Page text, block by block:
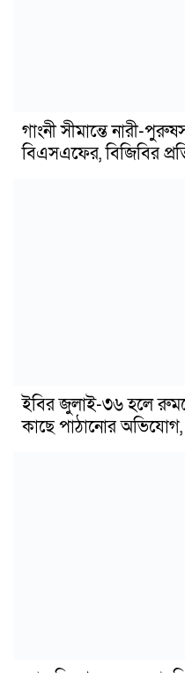
গাংনী সীমান্তে নারী-
বিএসএফের, বিজিবির
ইবির জুলাই-৩৬ হলে
কাছে পাঠানোর অভিযোগ,